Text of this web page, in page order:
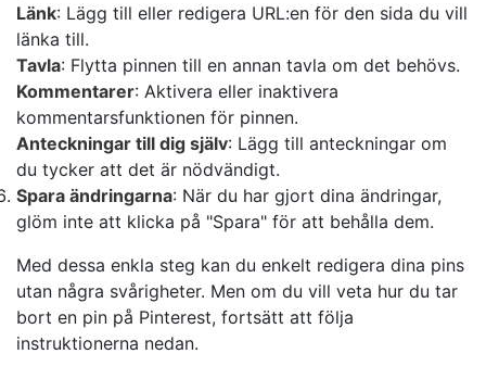
Länk: Lägg till eller redigera URL:en för den sida du vill
länka till.
Tavla: Flytta pinnen till en annan tavla om det behövs.
Kommentarer: Aktivera eller inaktivera
kommentarsfunktionen för pinnen.
Anteckningar till dig själv: Lägg till anteckningar om
du tycker att det är nödvändigt.
Spara ändringarna: När du har gjort dina ändringar,
glöm inte att klicka på "Spara" för att behålla dem.
Med dessa enkla steg kan du enkelt redigera dina pins
utan några svårigheter. Men om du vill veta hur du tar
bort en pin på Pinterest, fortsätt att följa
instruktionerna nedan.